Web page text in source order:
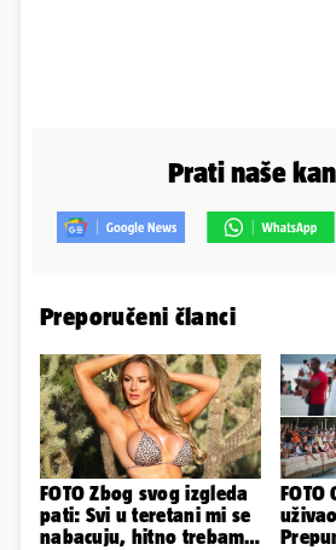
Prati naše
Preporučeni članci
FOTO Zbog svog izgleda
pati: Svi u teretani mi se
nabacuju, hitno trebam